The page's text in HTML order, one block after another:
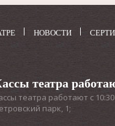
НОВОСТИ
театра
театра работают с
парк, 1;